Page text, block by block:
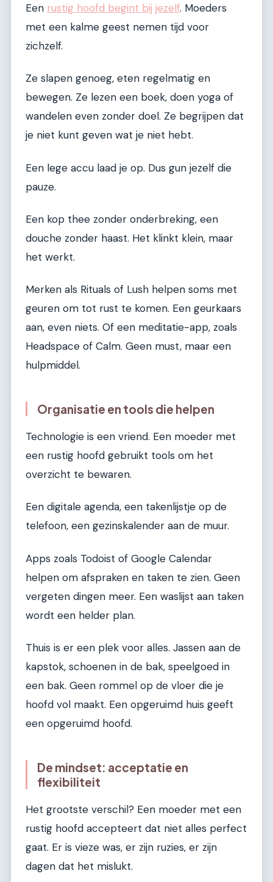
Een rustig hoofd begint bij jezelf. Moeders
met een kalme geest nemen tijd voor
zichzelf.
Ze slapen genoeg, eten regelmatig en
bewegen. Ze lezen een boek, doen yoga of
wandelen even zonder doel. Ze begrijpen dat
je niet kunt geven wat je niet hebt.
Een lege accu laad je op. Dus gun jezelf die
pauze.
Een kop thee zonder onderbreking, een
douche zonder haast. Het klinkt klein, maar
het werkt.
Merken als Rituals of Lush helpen soms met
geuren om tot rust te komen. Een geurkaars
aan, even niets. Of een meditatie-app, zoals
Headspace of Calm. Geen must, maar een
hulpmiddel.
Organisatie en tools die helpen
Technologie is een vriend. Een moeder met
een rustig hoofd gebruikt tools om het
overzicht te bewaren.
Een digitale agenda, een takenlijstje op de
telefoon, een gezinskalender aan de muur.
Apps zoals Todoist of Google Calendar
helpen om afspraken en taken te zien. Geen
vergeten dingen meer. Een waslijst aan taken
wordt een helder plan.
Thuis is er een plek voor alles. Jassen aan de
kapstok, schoenen in de bak, speelgoed in
een bak. Geen rommel op de vloer die je
hoofd vol maakt. Een opgeruimd huis geeft
een opgeruimd hoofd.
De mindset: acceptatie en
flexibiliteit
Het grootste verschil? Een moeder met een
rustig hoofd accepteert dat niet alles perfect
gaat. Er is vieze was, er zijn ruzies, er zijn
dagen dat het mislukt.